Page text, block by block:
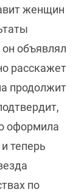
женщин
объявлял
расскажет
продолжит
оформила
теперь
по